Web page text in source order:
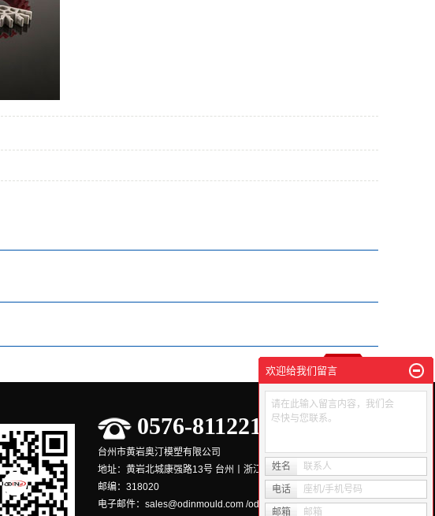
0576-81122133
台州市黄岩奥汀模塑有限公司
地址：黄岩北城康强路13号 台州丨浙江丨中国
邮编：318020
电子邮件：sales@odinmould.com /odinmould@163.com
欢迎给我们留言
请在此输入留言内容，我们会
尽快与您联系。
姓名 联系人
电话 座机/手机号码
邮箱 邮箱